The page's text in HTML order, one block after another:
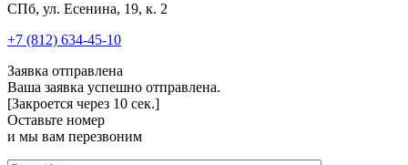
СПб, ул. Есенина, 19, к. 2
+7 (812) 634-45-10
Заявка отправлена
Ваша заявка успешно отправлена.
[Закроется через 10 сек.]
Оставьте номер
и мы вам перезвоним